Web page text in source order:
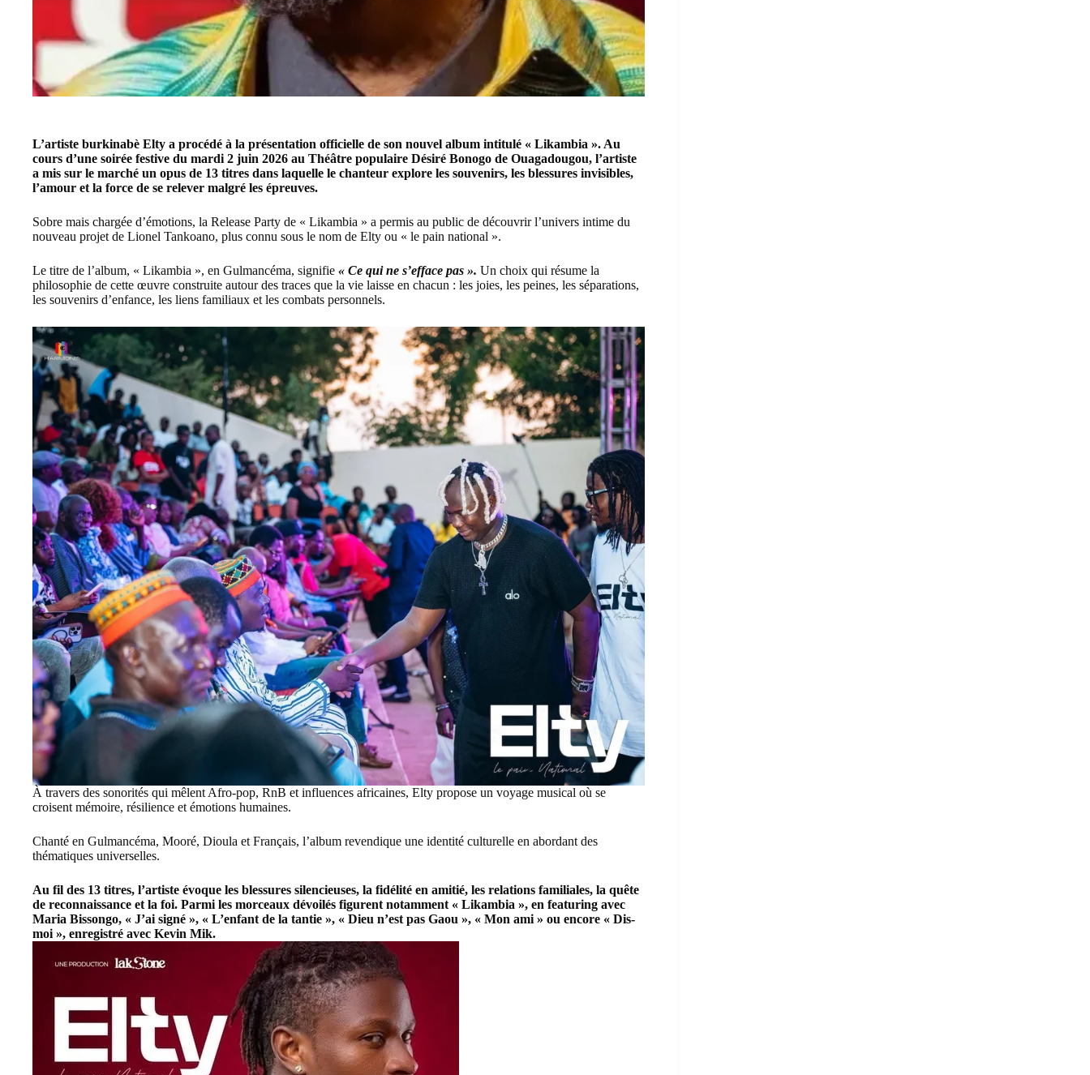
L’artiste burkinabè Elty a procédé à la présentation officielle de son nouvel album intitulé « Likambia ». Au
cours d’une soirée festive du mardi 2 juin 2026 au Théâtre populaire Désiré Bonogo de Ouagadougou, l’artiste
a mis sur le marché un opus de 13 titres dans laquelle le chanteur explore les souvenirs, les blessures invisibles,
l’amour et la force de se relever malgré les épreuves.
Sobre mais chargée d’émotions, la Release Party de « Likambia » a permis au public de découvrir l’univers intime du
nouveau projet de Lionel Tankoano, plus connu sous le nom de Elty ou « le pain national ».
Le titre de l’album, « Likambia », en Gulmancéma, signifie « Ce qui ne s’efface pas ». Un choix qui résume la
philosophie de cette œuvre construite autour des traces que la vie laisse en chacun : les joies, les peines, les séparations,
les souvenirs d’enfance, les liens familiaux et les combats personnels.
À travers des sonorités qui mêlent Afro-pop, RnB et influences africaines, Elty propose un voyage musical où se
croisent mémoire, résilience et émotions humaines.
Chanté en Gulmancéma, Mooré, Dioula et Français, l’album revendique une identité culturelle en abordant des
thématiques universelles.
Au fil des 13 titres, l’artiste évoque les blessures silencieuses, la fidélité en amitié, les relations familiales, la quête
de reconnaissance et la foi. Parmi les morceaux dévoilés figurent notamment « Likambia », en featuring avec
Maria Bissongo, « J’ai signé », « L’enfant de la tantie », « Dieu n’est pas Gaou », « Mon ami » ou encore « Dis-
moi », enregistré avec Kevin Mik.